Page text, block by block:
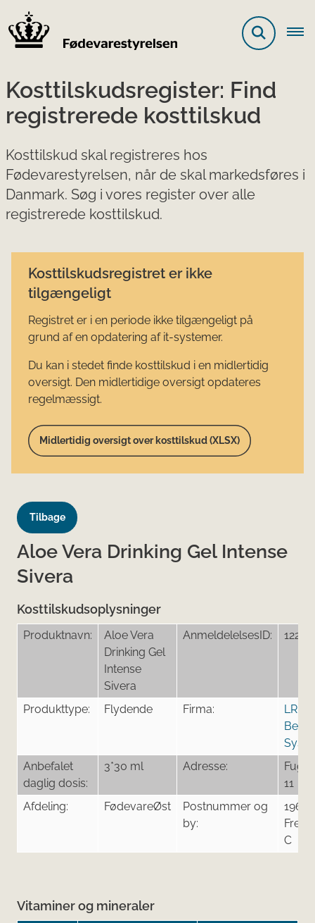
Kosttilskudsregister: Find
registrerede kosttilskud
Kosttilskud skal registreres hos
Fødevarestyrelsen, når de skal markedsføres i
Danmark. Søg i vores register over alle
registrerede kosttilskud.
Kosttilskudsregistret er ikke
tilgængeligt
Registret er i en periode ikke tilgængeligt på
grund af en opdatering af it-systemer.
Du kan i stedet finde kosttilskud i en midlertidig
oversigt. Den midlertidige oversigt opdateres
regelmæssigt.
Midlertidig oversigt over kosttilskud (XLSX)
Tilbage
Aloe Vera Drinking Gel Intense
Sivera
Kosttilskudsoplysninger
Produktnavn:
Aloe Vera
Drinking Gel
Intense
Sivera
AnmeldelelsesID: 12255
Produkttype: Flydende Firma:
LR
Anbefalet
daglig dosis:
3*30 ml Adresse:
11
Afdeling:
FødevareØst
Postnummer og
by:
1962
C
Vitaminer og mineraler